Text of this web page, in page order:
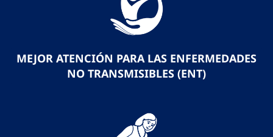
MEJOR ATENCIÓN PARA LAS ENFERMEDADES
NO TRANSMISIBLES (ENT)